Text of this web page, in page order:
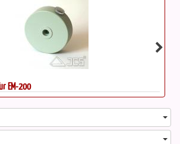
EM-200